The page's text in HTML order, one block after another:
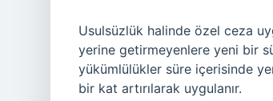
Usulsüzlük halinde özel ceza
yerine getirmeyenlere yeni bir
yükümlülükler süre içerisinde
bir kat artırılarak uygulanır.